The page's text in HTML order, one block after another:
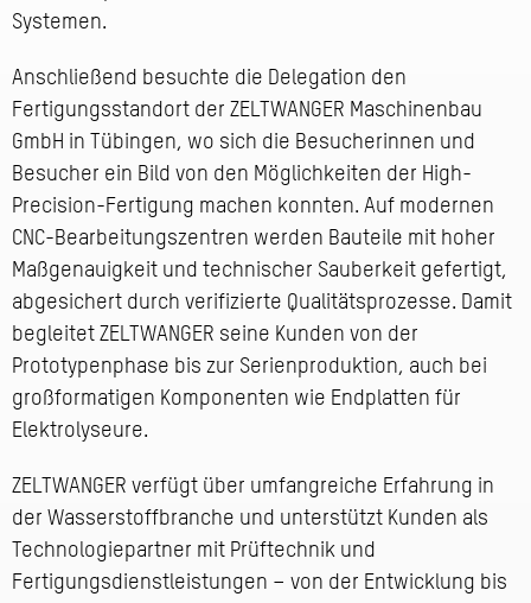
Systemen.
Anschließend besuchte die Delegation den
Fertigungsstandort der ZELTWANGER Maschinenbau
GmbH in Tübingen, wo sich die Besucherinnen und
Besucher ein Bild von den Möglichkeiten der High-
Precision-Fertigung machen konnten. Auf modernen
CNC-Bearbeitungszentren werden Bauteile mit hoher
Maßgenauigkeit und technischer Sauberkeit gefertigt,
abgesichert durch verifizierte Qualitätsprozesse. Damit
begleitet ZELTWANGER seine Kunden von der
Prototypenphase bis zur Serienproduktion, auch bei
großformatigen Komponenten wie Endplatten für
Elektrolyseure.
ZELTWANGER verfügt über umfangreiche Erfahrung in
der Wasserstoffbranche und unterstützt Kunden als
Technologiepartner mit Prüftechnik und
Fertigungsdienstleistungen – von der Entwicklung bis